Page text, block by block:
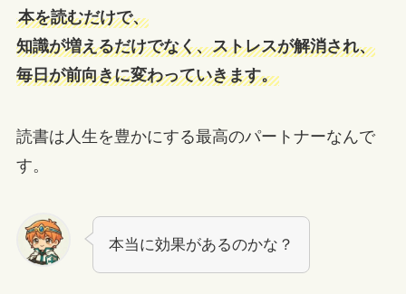
本を読むだけで、
知識が増えるだけでなく、ストレスが解消され、
毎日が前向きに変わっていきます。
読書は人生を豊かにする最高のパートナーなんで
す。
本当に効果があるのかな？